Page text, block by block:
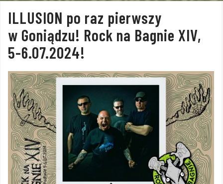
ILLUSION po raz pierwszy
w Goniądzu! Rock na Bagnie XIV,
5-6.07.2024!